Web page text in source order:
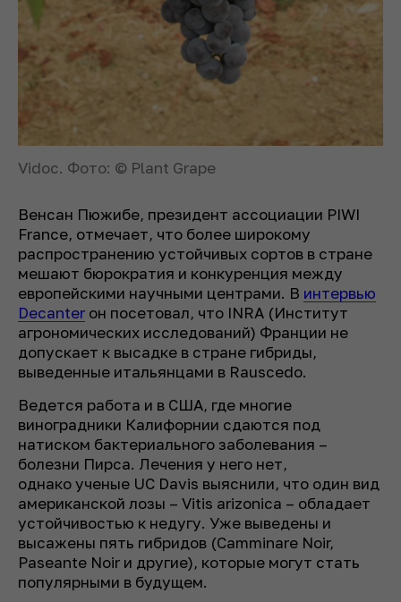
Vidoc. Фото: © Plant Grape
Венсан Пюжибе, президент ассоциации PIWI
France, отмечает, что более широкому
распространению устойчивых сортов в стране
мешают бюрократия и конкуренция между
европейскими научными центрами. В интервью
Decanter он посетовал, что INRA (Институт
агрономических исследований) Франции не
допускает к высадке в стране гибриды,
выведенные итальянцами в Rauscedo.
Ведется работа и в США, где многие
виноградники Калифорнии сдаются под
натиском бактериального заболевания –
болезни Пирса. Лечения у него нет,
однако ученые UC Davis выяснили, что один вид
американской лозы – Vitis arizonica – обладает
устойчивостью к недугу. Уже выведены и
высажены пять гибридов (Camminare Noir,
Paseante Noir и другие), которые могут стать
популярными в будущем.